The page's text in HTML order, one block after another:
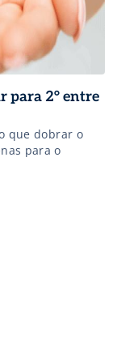
para 2° entre
que dobrar o
para o